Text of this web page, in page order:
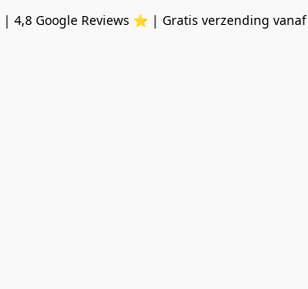
| 4,8 Google Reviews ⭐️ | Gratis verzending vanaf